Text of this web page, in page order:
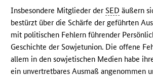
Insbesondere Mitglieder derSED äußern
bestürzt über die Schärfe der geführten
mit politischen Fehlern führender
Geschichte der Sowjetunion. Die offene
allem in den sowjetischen Medien habe
ein unvertretbares Ausmaß angenommen